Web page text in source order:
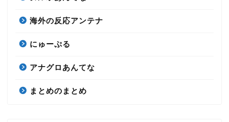
海外の反応アンテナ
にゅーぷる
アナグロあんてな
まとめのまとめ